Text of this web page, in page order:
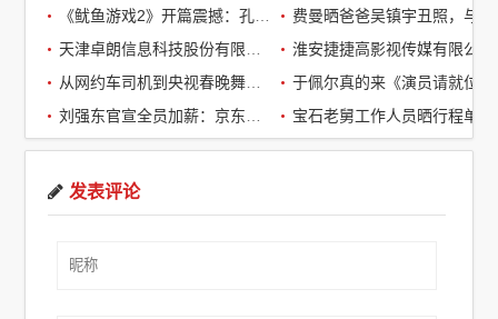
淮安捷捷高影视传媒有限公司
发表评论